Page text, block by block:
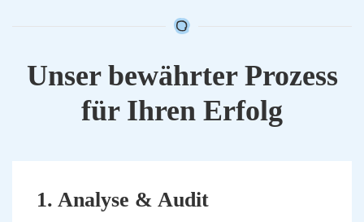
Unser bewähr­ter Pro­zess
für Ihren Erfolg
1. Ana­ly­se & Audit